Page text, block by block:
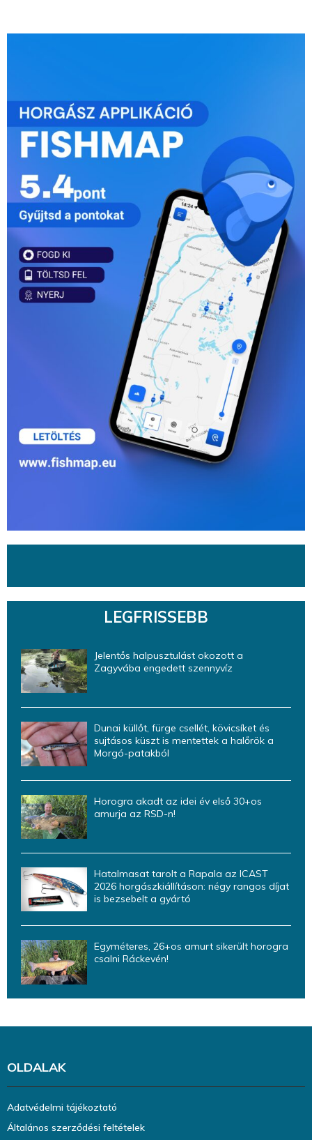
LEGFRISSEBB
Jelentős halpusztulást okozott a
Zagyvába engedett szennyvíz
Dunai küllőt, fürge csellét, kövicsíket és
sujtásos küszt is mentettek a halőrök a
Morgó-patakból
Horogra akadt az idei év első 30+os
amurja az RSD-n!
Hatalmasat tarolt a Rapala az ICAST
2026 horgászkiállításon: négy rangos díjat
is bezsebelt a gyártó
Egyméteres, 26+os amurt sikerült horogra
csalni Ráckevén!
OLDALAK
Adatvédelmi tájékoztató
Általános szerződési feltételek